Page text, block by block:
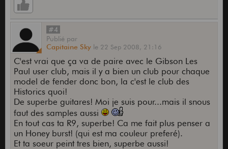
#4
Publié par
Capitaine Sky le 22 Sep 2008, 21:16
C'est vrai que ça va de paire avec le Gibson Les
Paul user club, mais il y a bien un club pour chaque
model de fender donc bon, la c'est le club des
Historics quoi!
De superbe guitares! Moi je suis pour...mais il snous
faut des samples aussi
En tout cas ta R9, superbe! Ca me fait plus penser a
un Honey burst! (qui est ma couleur preferé).
Et ta soeur peint tres bien, superbe aussi!